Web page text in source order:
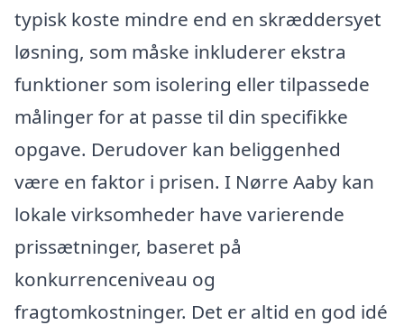
typisk koste mindre end en skræddersyet
løsning, som måske inkluderer ekstra
funktioner som isolering eller tilpassede
målinger for at passe til din specifikke
opgave. Derudover kan beliggenhed
være en faktor i prisen. I Nørre Aaby kan
lokale virksomheder have varierende
prissætninger, baseret på
konkurrenceniveau og
fragtomkostninger. Det er altid en god idé